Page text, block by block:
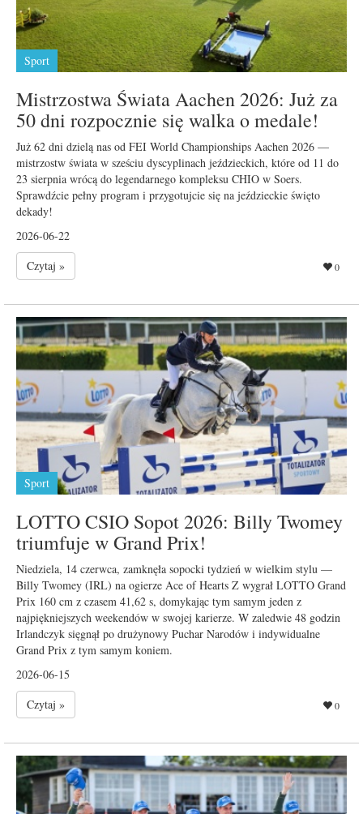
Sport
Mistrzostwa Świata Aachen 2026: Już za
50 dni rozpocznie się walka o medale!
Już 62 dni dzielą nas od FEI World Championships Aachen 2026 —
mistrzostw świata w sześciu dyscyplinach jeździeckich, które od 11 do
23 sierpnia wrócą do legendarnego kompleksu CHIO w Soers.
Sprawdźcie pełny program i przygotujcie się na jeździeckie święto
dekady!
2026-06-22
Czytaj »
0
Sport
LOTTO CSIO Sopot 2026: Billy Twomey
triumfuje w Grand Prix!
Niedziela, 14 czerwca, zamknęła sopocki tydzień w wielkim stylu —
Billy Twomey (IRL) na ogierze Ace of Hearts Z wygrał LOTTO Grand
Prix 160 cm z czasem 41,62 s, domykając tym samym jeden z
najpiękniejszych weekendów w swojej karierze. W zaledwie 48 godzin
Irlandczyk sięgnął po drużynowy Puchar Narodów i indywidualne
Grand Prix z tym samym koniem.
2026-06-15
Czytaj »
0